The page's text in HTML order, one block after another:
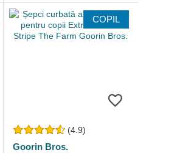
COPIL
(4.9)
Goorin Bros.